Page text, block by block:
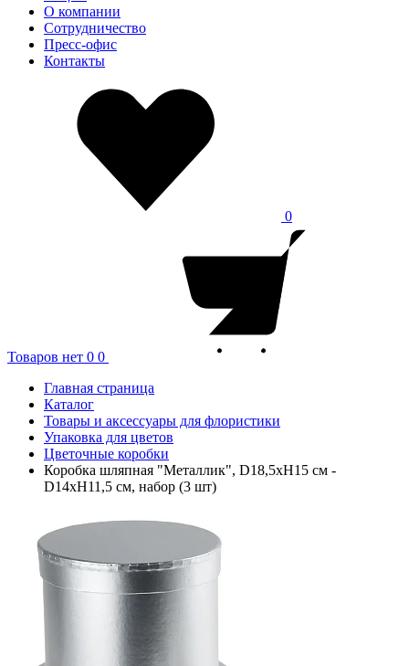
О компании
Сотрудничество
Пресс-офис
Контакты
0
Товаров нет 0 0
Главная страница
Каталог
Товары и аксессуары для флористики
Упаковка для цветов
Цветочные коробки
Коробка шляпная "Металлик", D18,5xH15 см -
D14xH11,5 см, набор (3 шт)